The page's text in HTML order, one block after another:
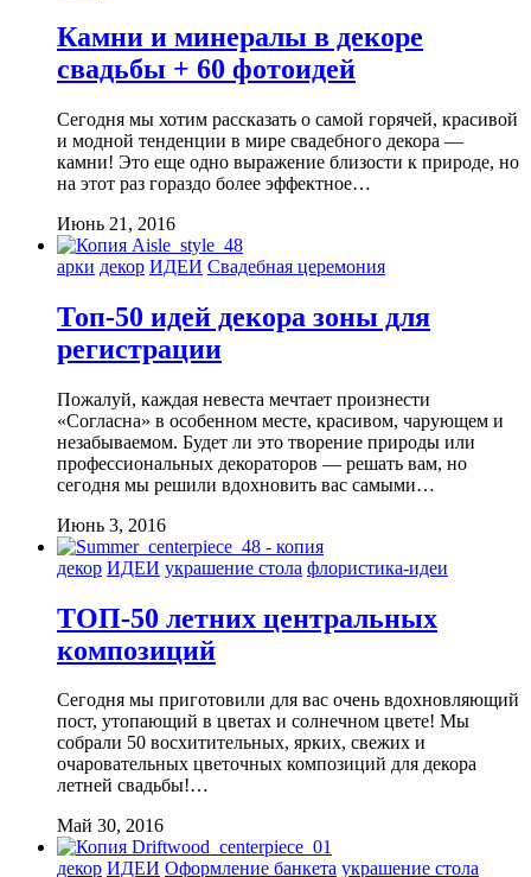
Камни и минералы в декоре
свадьбы + 60 фотоидей
Сегодня мы хотим рассказать о самой горячей, красивой
и модной тенденции в мире свадебного декора —
камни! Это еще одно выражение близости к природе, но
на этот раз гораздо более эффектное…
Июнь 21, 2016
арки декор ИДЕИ Свадебная церемония
Топ-50 идей декора зоны для
регистрации
Пожалуй, каждая невеста мечтает произнести
«Согласна» в особенном месте, красивом, чарующем и
незабываемом. Будет ли это творение природы или
профессиональных декораторов — решать вам, но
сегодня мы решили вдохновить вас самыми…
Июнь 3, 2016
декор ИДЕИ украшение стола флористика-идеи
ТОП-50 летних центральных
композиций
Сегодня мы приготовили для вас очень вдохновляющий
пост, утопающий в цветах и солнечном цвете! Мы
собрали 50 восхитительных, ярких, свежих и
очаровательных цветочных композиций для декора
летней свадьбы!…
Май 30, 2016
декор ИДЕИ Оформление банкета украшение стола